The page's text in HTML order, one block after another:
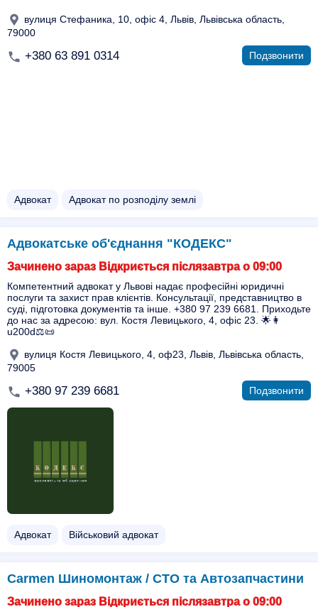
вулиця Стефаника, 10, офіс 4, Львів, Львівська область,
79000
+380 63 891 0314 Подзвонити
Адвокат Адвокат по розподілу землі
Адвокатське об'єднання "КОДЕКС"
Зачинено зараз Відкриється післязавтра о 09:00
Компетентний адвокат у Львові надає професійні юридичні
послуги та захист прав клієнтів. Консультації, представництво в
суді, підготовка документів та інше. +380 97 239 6681. Приходьте
до нас за адресою: вул. Костя Левицького, 4, офіс 23. 🌟👩
u200d⚖️📜
вулиця Костя Левицького, 4, оф23, Львів, Львівська область,
79005
+380 97 239 6681 Подзвонити
Адвокат Військовий адвокат
Carmen Шиномонтаж / СТО та Автозапчастини
Зачинено зараз Відкриється післязавтра о 09:00